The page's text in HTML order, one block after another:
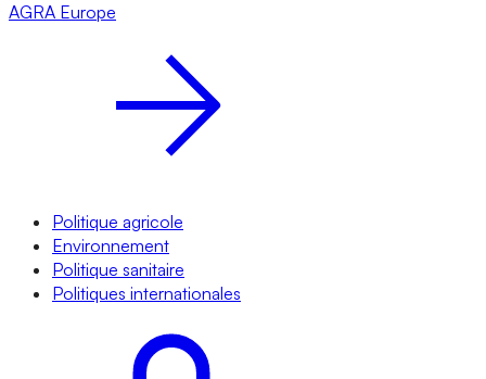
AGRA Europe
Politique agricole
Environnement
Politique sanitaire
Politiques internationales